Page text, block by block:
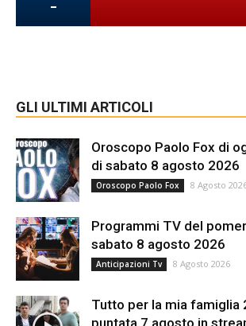
-
GLI ULTIMI ARTICOLI
Oroscopo Paolo Fox di
di sabato 8 agosto 2026
Oroscopo Paolo Fox 8 Agosto
Programmi TV del
sabato 8 agosto 2026
Anticipazioni Tv 8 Agosto 2026
Tutto per la mia famiglia